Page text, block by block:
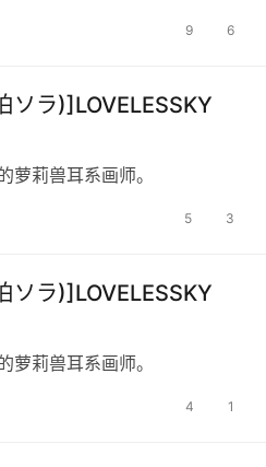
9 6
ラ)]LOVELESSKY
莉兽耳系画师。
5 3
ラ)]LOVELESSKY
莉兽耳系画师。
4 1